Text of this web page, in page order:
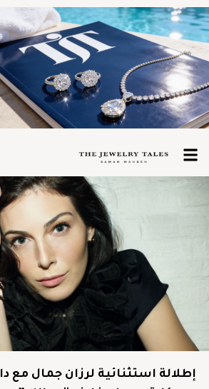
إطلالة استثنائية لرزان جمال مع دار